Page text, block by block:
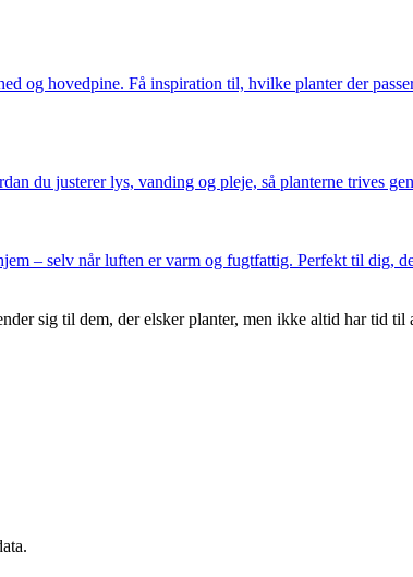
og hovedpine. Få inspiration til, hvilke planter der
du justerer lys, vanding og pleje, så planterne trives
– selv når luften er varm og fugtfattig. Perfekt til dig,
sig til dem, der elsker planter, men ikke altid har tid til